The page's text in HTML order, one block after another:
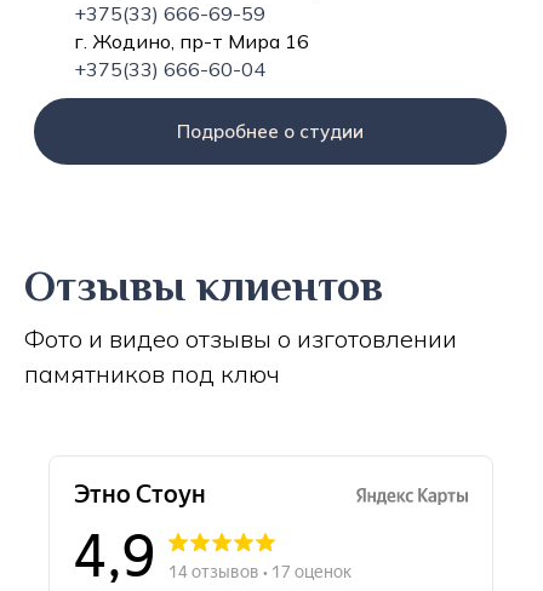
+375(33) 666-69-59
г. Жодино, пр-т Мира 16
+375(33) 666-60-04
Подробнее о студии
Отзывы клиентов
Фото и видео отзывы о изготовлении
памятников под ключ